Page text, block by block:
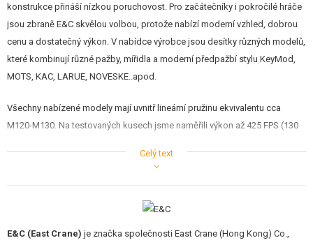
konstrukce přináší nízkou poruchovost. Pro začátečníky i pokročilé hráče
jsou zbraně E&C skvělou volbou, protože nabízí moderní vzhled, dobrou
cenu a dostatečný výkon. V nabídce výrobce jsou desítky různých modelů,
které kombinují různé pažby, mířidla a moderní předpažbí stylu KeyMod,
MOTS, KAC, LARUE, NOVESKE..apod.
Všechny nabízené modely mají uvnitř lineární pružinu ekvivalentu cca
M120-M130. Na testovaných kusech jsme naměřili výkon až 425 FPS (130
zbraně jsou mimo jiné nadstandardní 8mm kuličková ložiska, kovový trň
Celý text
E&C (East Crane) je značka společnosti East Crane (Hong Kong) Co.,